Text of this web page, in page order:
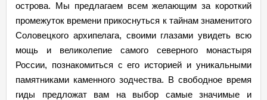
острова. Мы предлагаем всем желающим за короткий
промежуток времени прикоснуться к тайнам знаменитого
Соловецкого архипелага, своими глазами увидеть всю
мощь и великолепие самого северного монастыря
России, познакомиться с его историей и уникальными
памятниками каменного зодчества. В свободное время
гиды предложат вам на выбор самые значимые и